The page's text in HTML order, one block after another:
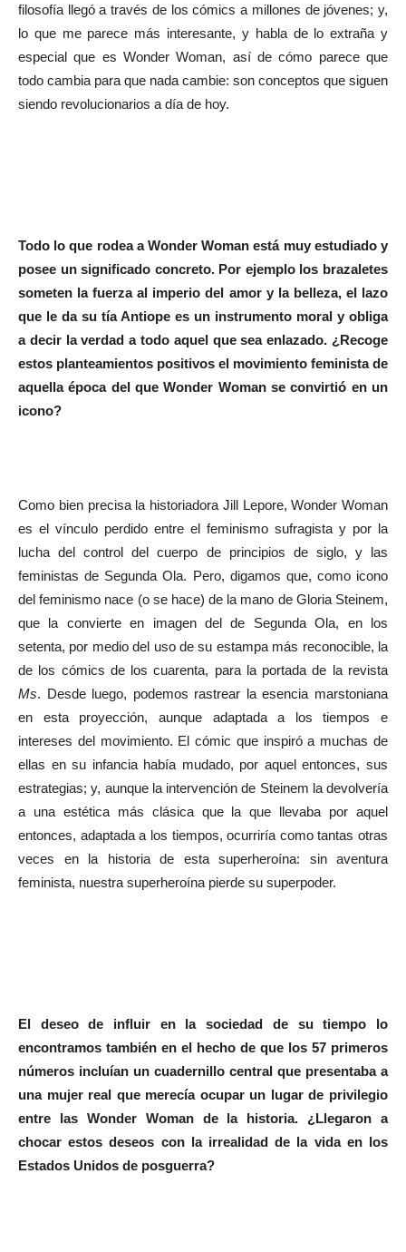
filosofía llegó a través de los cómics a millones de jóvenes; y,
lo que me parece más interesante, y habla de lo extraña y
especial que es Wonder Woman, así de cómo parece que
todo cambia para que nada cambie: son conceptos que siguen
siendo revolucionarios a día de hoy.
Todo lo que rodea a Wonder Woman está muy estudiado y
posee un significado concreto. Por ejemplo los brazaletes
someten la fuerza al imperio del amor y la belleza, el lazo
que le da su tía Antiope es un instrumento moral y obliga
a decir la verdad a todo aquel que sea enlazado. ¿Recoge
estos planteamientos positivos el movimiento feminista de
aquella época del que Wonder Woman se convirtió en un
icono?
Como bien precisa la historiadora Jill Lepore, Wonder Woman
es el vínculo perdido entre el feminismo sufragista y por la
lucha del control del cuerpo de principios de siglo, y las
feministas de Segunda Ola. Pero, digamos que, como icono
del feminismo nace (o se hace) de la mano de Gloria Steinem,
que la convierte en imagen del de Segunda Ola, en los
setenta, por medio del uso de su estampa más reconocible, la
de los cómics de los cuarenta, para la portada de la revista
Ms. Desde luego, podemos rastrear la esencia marstoniana
en esta proyección, aunque adaptada a los tiempos e
intereses del movimiento. El cómic que inspiró a muchas de
ellas en su infancia había mudado, por aquel entonces, sus
estrategias; y, aunque la intervención de Steinem la devolvería
a una estética más clásica que la que llevaba por aquel
entonces, adaptada a los tiempos, ocurriría como tantas otras
veces en la historia de esta superheroína: sin aventura
feminista, nuestra superheroína pierde su superpoder.
El deseo de influir en la sociedad de su tiempo lo
encontramos también en el hecho de que los 57 primeros
números incluían un cuadernillo central que presentaba a
una mujer real que merecía ocupar un lugar de privilegio
entre las Wonder Woman de la historia. ¿Llegaron a
chocar estos deseos con la irrealidad de la vida en los
Estados Unidos de posguerra?